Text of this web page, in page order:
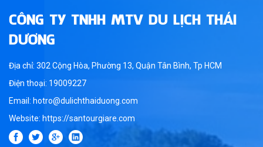
CÔNG TY TNHH MTV DU LỊCH THÁI
DƯƠNG
Địa chỉ: 302 Cộng Hòa, Phường 13, Quận Tân Bình, Tp HCM
Điện thoại: 19009227
Email: hotro@dulichthaiduong.com
Website: https://santourgiare.com